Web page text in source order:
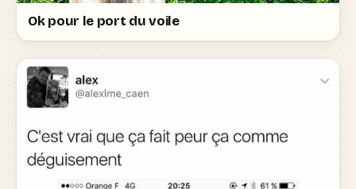
Ok pour le port du voile